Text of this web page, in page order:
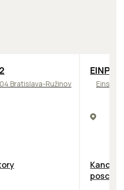
Bratislava-Ružinov
TOP